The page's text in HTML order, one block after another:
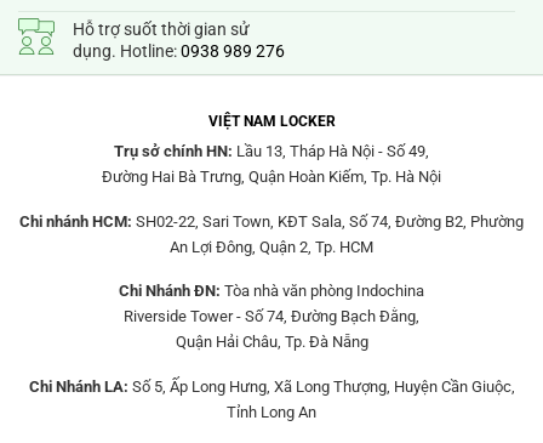
Hỗ trợ suốt thời gian sử
dụng. Hotline:0938 989 276
VIỆT NAM LOCKER
Trụ sở chính HN: Lầu 13, Tháp Hà Nội - Số 49,
Đường Hai Bà Trưng, Quận Hoàn Kiếm, Tp. Hà Nội
Chi nhánh HCM: SH02-22, Sari Town, KĐT Sala, Số 74, Đường B2, Phường
An Lợi Đông, Quận 2, Tp. HCM
Chi Nhánh ĐN: Tòa nhà văn phòng Indochina
Riverside Tower - Số 74, Đường Bạch Đằng,
Quận Hải Châu, Tp. Đà Nẵng
Chi Nhánh LA: Số 5, Ấp Long Hưng, Xã Long Thượng, Huyện Cần Giuộc,
Tỉnh Long An